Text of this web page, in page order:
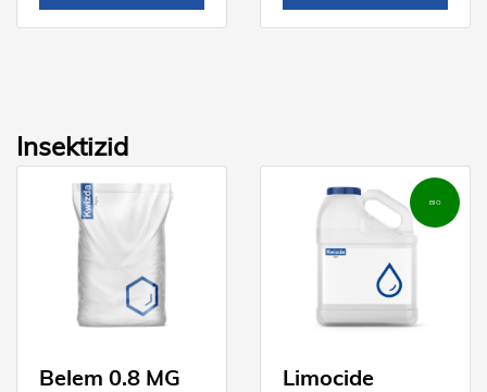
Insektizid
Belem 0.8 MG
BIO
Limocide